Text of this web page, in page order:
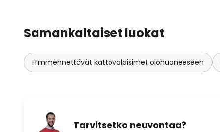
Samankaltaiset luokat
Himmennettävät kattovalaisimet olohuoneeseen
Tarvitsetko neuvontaa?